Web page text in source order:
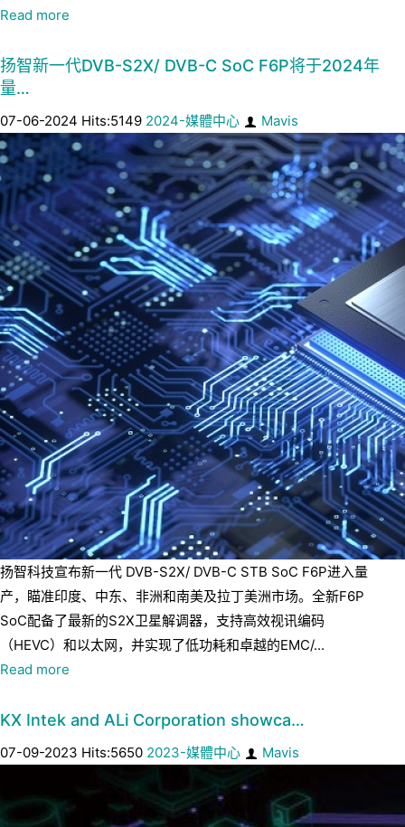
Read more
扬智新一代DVB-S2X/ DVB-C SoC F6P将于2024年
量…
07-06-2024 Hits:5149 2024-媒體中心 Mavis
扬智科技宣布新一代 DVB-S2X/ DVB-C STB SoC F6P进入量
产，瞄准印度、中东、非洲和南美及拉丁美洲市场。全新F6P
SoC配备了最新的S2X卫星解调器，支持高效视讯编码
（HEVC）和以太网，并实现了低功耗和卓越的EMC/...
Read more
KX Intek and ALi Corporation showca…
07-09-2023 Hits:5650 2023-媒體中心 Mavis